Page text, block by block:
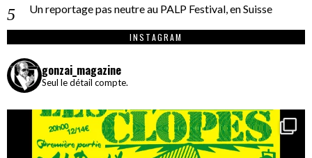
Un reportage pas neutre au PALP Festival, en Suisse
INSTAGRAM
gonzai_magazine
Seul le détail compte.